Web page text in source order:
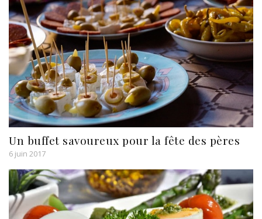
Un buffet savoureux pour la fête des pères
6 juin 2017